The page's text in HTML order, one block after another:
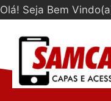
Olá! Seja Bem